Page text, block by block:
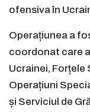
ofensiva în
Operațiunea a
coordonat care
Ucrainei, Forțele
Operațiuni
și Serviciul de